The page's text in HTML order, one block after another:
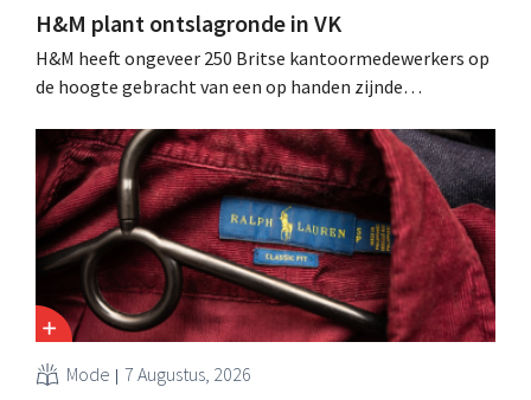
H&M plant ontslagronde in VK
H&M heeft ongeveer 250 Britse kantoormedewerkers op
de hoogte gebracht van een op handen zijnde
sanering volgt op eerdere ingrepen in Nederland, België
en Spanje waarbij al honderden jobs verloren gingen.
Mode 7 Augustus, 2026